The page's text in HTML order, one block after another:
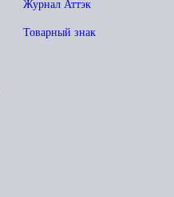
Журнал Аттэк
Товарный знак